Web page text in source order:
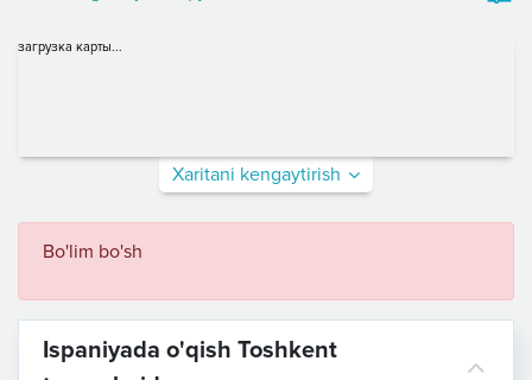
загрузка карты...
Xaritani kengaytirish
Bo'lim bo'sh
Ispaniyada o'qish Toshkent